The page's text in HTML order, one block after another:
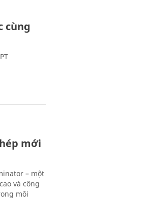
cùng
mới
– một
và công
môi